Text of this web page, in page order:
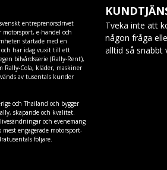
entreprenörsdrivet
motorsport, e-handel och
startade med en
och har idag vuxit till ett
bilvårdsserie (Rally-Rent),
Rally-Cola, kläder, maskiner
av tusentals kunder
och Thailand och bygger
skapande och kvalitet.
och evenemang
mest engagerade motorsport-
följare.
Tveka inte att
någon fråga
alltid så snabbt